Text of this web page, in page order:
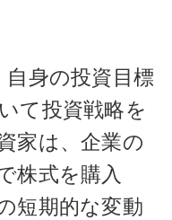
身の投資目標
て投資戦略を
家は、企業の
株式を購入
短期的な変動